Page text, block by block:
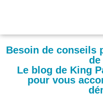
Besoin de conseils
de
Le blog de King
pour vous